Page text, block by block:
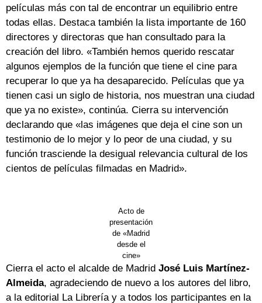
películas más con tal de encontrar un equilibrio entre
todas ellas. Destaca también la lista importante de 160
directores y directoras que han consultado para la
creación del libro. «También hemos querido rescatar
algunos ejemplos de la función que tiene el cine para
recuperar lo que ya ha desaparecido. Películas que ya
tienen casi un siglo de historia, nos muestran una ciudad
que ya no existe», continúa. Cierra su intervención
declarando que «las imágenes que deja el cine son un
testimonio de lo mejor y lo peor de una ciudad, y su
función trasciende la desigual relevancia cultural de los
cientos de películas filmadas en Madrid».
Acto de
presentación
de «Madrid
desde el
cine»
Cierra el acto el alcalde de Madrid José Luis Martínez-
Almeida, agradeciendo de nuevo a los autores del libro,
a la editorial La Librería y a todos los participantes en la